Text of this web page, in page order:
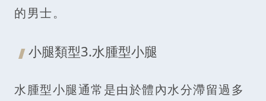
的男士。
小腿類型3.水腫型小腿
水腫型小腿通常是由於體內水分滯留過多